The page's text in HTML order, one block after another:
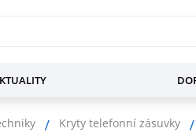
Kryty telefonní zásuvky